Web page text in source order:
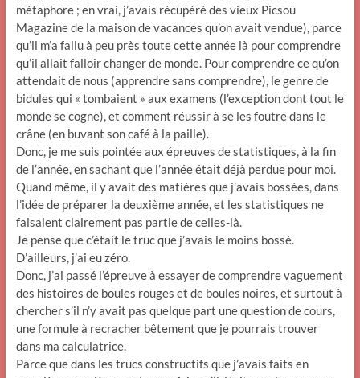
métaphore ; en vrai, j’avais récupéré des vieux Picsou
Magazine de la maison de vacances qu’on avait vendue), parce
qu’il m’a fallu à peu près toute cette année là pour comprendre
qu’il allait falloir changer de monde. Pour comprendre ce qu’on
attendait de nous (apprendre sans comprendre), le genre de
bidules qui « tombaient » aux examens (l’exception dont tout le
monde se cogne), et comment réussir à se les foutre dans le
crâne (en buvant son café à la paille).
Donc, je me suis pointée aux épreuves de statistiques, à la fin
de l’année, en sachant que l’année était déjà perdue pour moi.
Quand même, il y avait des matières que j’avais bossées, dans
l’idée de préparer la deuxième année, et les statistiques ne
faisaient clairement pas partie de celles-là.
Je pense que c’était le truc que j’avais le moins bossé.
D’ailleurs, j’ai eu zéro.
Donc, j’ai passé l’épreuve à essayer de comprendre vaguement
des histoires de boules rouges et de boules noires, et surtout à
chercher s’il n’y avait pas quelque part une question de cours,
une formule à recracher bêtement que je pourrais trouver
dans ma calculatrice.
Parce que dans les trucs constructifs que j’avais faits en